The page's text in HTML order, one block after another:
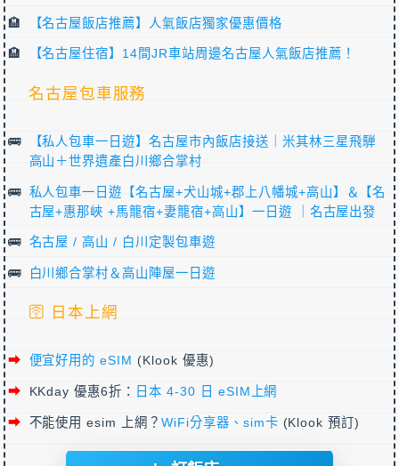
【名古屋飯店推薦】人氣飯店獨家優惠價格
【名古屋住宿】14間JR車站周邊名古屋人氣飯店推薦！
名古屋包車服務
【私人包車一日遊】名古屋市內飯店接送｜米其林三星飛騨
高山＋世界遺產白川鄉合掌村
私人包車一日遊【名古屋+犬山城+郡上八幡城+高山】＆【名
古屋+惠那峽 +馬籠宿+妻籠宿+高山】一日遊 ｜名古屋出發
名古屋 / 高山 / 白川定製包車遊
白川鄉合掌村＆高山陣屋一日遊
🛜 日本上網
便宜好用的 eSIM (Klook 優惠)
KKday 優惠6折： 日本 4-30 日 eSIM上網
不能使用 esim 上網？WiFi分享器、sim卡 (Klook 預訂)